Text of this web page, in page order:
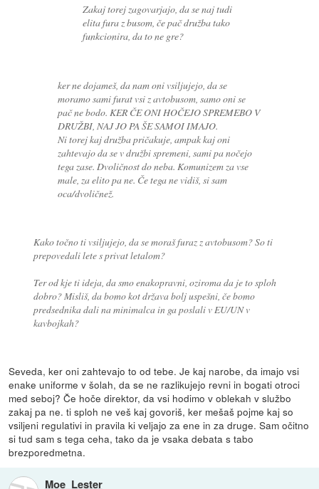
Zakaj torej zagovarjajo, da se naj tudi
elita fura z busom, če pač družba tako
funkcionira, da to ne gre?
ker ne dojameš, da nam oni vsiljujejo, da se
moramo sami furat vsi z avtobusom, samo oni se
pač ne bodo. KER ČE ONI HOČEJO SPREMEBO V
DRUŽBI, NAJ JO PA ŠE SAMOI IMAJO.
Ni torej kaj družba pričakuje, ampak kaj oni
zahtevajo da se v družbi spremeni, sami pa nočejo
tega zase. Dvoličnost do neba. Komunizem za vse
male, za elito pa ne. Če tega ne vidiš, si sam
oca/dvoličnež.
Kako točno ti vsiljujejo, da se moraš furaz z avtobusom? So ti
prepovedali lete s privat letalom?
Ter od kje ti ideja, da smo enakopravni, oziroma da je to sploh
dobro? Misliš, da bomo kot država bolj uspešni, če bomo
predsednika dali na minimalca in ga poslali v EU/UN v
kavbojkah?
Seveda, ker oni zahtevajo to od tebe. Je kaj narobe, da imajo vsi
enake uniforme v šolah, da se ne razlikujejo revni in bogati otroci
med seboj? Če hoče direktor, da vsi hodimo v oblekah v službo
zakaj pa ne. ti sploh ne veš kaj govoriš, ker mešaš pojme kaj so
vsiljeni regulativi in pravila ki veljajo za ene in za druge. Sam očitno
si tud sam s tega ceha, tako da je vsaka debata s tabo
brezporedmetna.
Moe_Lester